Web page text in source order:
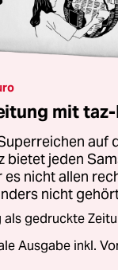
mit
auf
bietet jeden
nicht allen
nicht
gedruckte
Ausgabe inkl.